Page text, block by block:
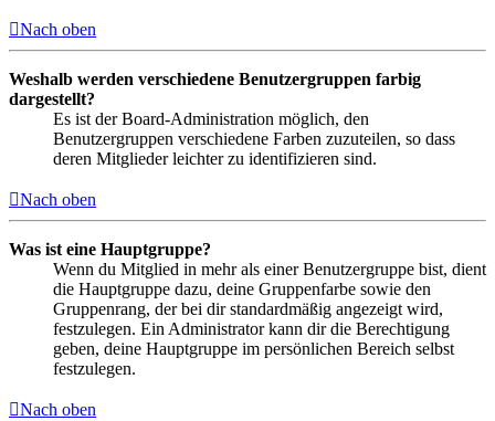
Nach oben
Weshalb werden verschiedene Benutzergruppen farbig
dargestellt?
Es ist der Board-Administration möglich, den
Benutzergruppen verschiedene Farben zuzuteilen, so dass
deren Mitglieder leichter zu identifizieren sind.
Nach oben
Was ist eine Hauptgruppe?
Wenn du Mitglied in mehr als einer Benutzergruppe bist, dient
die Hauptgruppe dazu, deine Gruppenfarbe sowie den
Gruppenrang, der bei dir standardmäßig angezeigt wird,
festzulegen. Ein Administrator kann dir die Berechtigung
geben, deine Hauptgruppe im persönlichen Bereich selbst
festzulegen.
Nach oben